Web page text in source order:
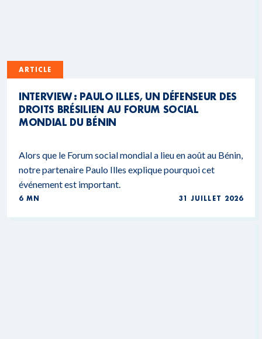
ARTICLE
INTERVIEW : PAULO ILLES, UN DÉFENSEUR DES
DROITS BRÉSILIEN AU FORUM SOCIAL
MONDIAL DU BÉNIN
Alors que le Forum social mondial a lieu en août au Bénin,
notre partenaire Paulo Illes explique pourquoi cet
événement est important.
6 MN 31 JUILLET 2026